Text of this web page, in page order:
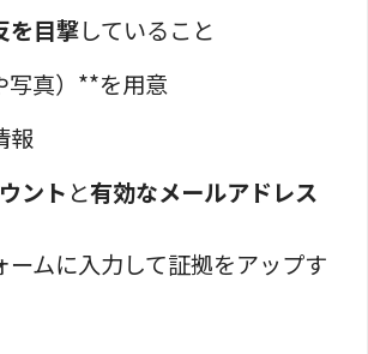
を目撃していること
写真）**を用意
報
ント と有効なメールアドレス
ームに入力して証拠をアップす